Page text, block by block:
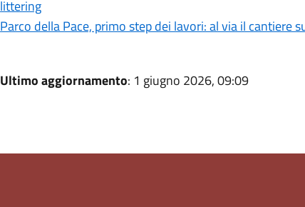
littering
Parco della Pace, primo step dei lavori: al via il cantiere
Ultimo aggiornamento: 1 giugno 2026, 09:09